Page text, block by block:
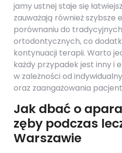
jamy ustnej staje się
zauważają również szybsze
porównaniu do
ortodontycznych, co
kontynuacji terapii. Warto
każdy przypadek jest inny i
w zależności od
oraz zaangażowania
Jak dbać o
zęby podczas
Warszawie